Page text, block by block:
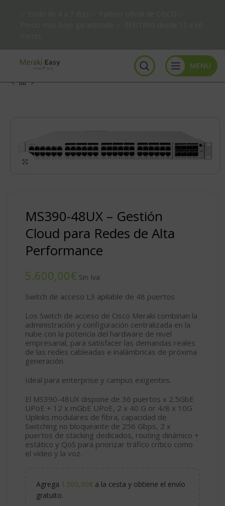
MENU
MS390-48UX – Gestión
Cloud para Redes de Alta
Performance
€
Switch de acceso L3 apilable de 48 puertos
Los Switch de acceso de Cisco Meraki combinan la
administración y configuración centralizada en la
nube con la potencia del hardware de nivel
empresarial, para satisfacer las demandas reales
de las redes cableadas e inalámbricas de próxima
generación.
Ideal para enterprise y campus exigentes.
El MS390-48UX dispone de 36 puertos x 2.5GbE
UPoE + 12 x mGbE UPoE, 2 x 40 G or 4/8 x 10G
Uplinks modulares de fibra, capacidad de
Switching no bloqueante de 256 Gbps, 2 x
puertos de stacking dedicados, routing dinámico +
estático y QoS para priorizar tráfico crítico como
el vídeo y la voz.
Agrega 1.500,00€ a la cesta y obtiene el envío
gratuito.